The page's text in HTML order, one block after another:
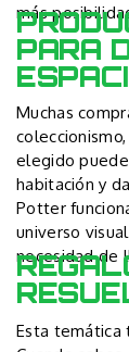
más
PARA
Muchas
elegido
habitación y
Potter
universo
necesidad de
Esta temática